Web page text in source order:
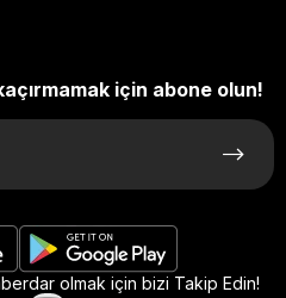
için abone olun!
olmak için bizi Takip Edin!